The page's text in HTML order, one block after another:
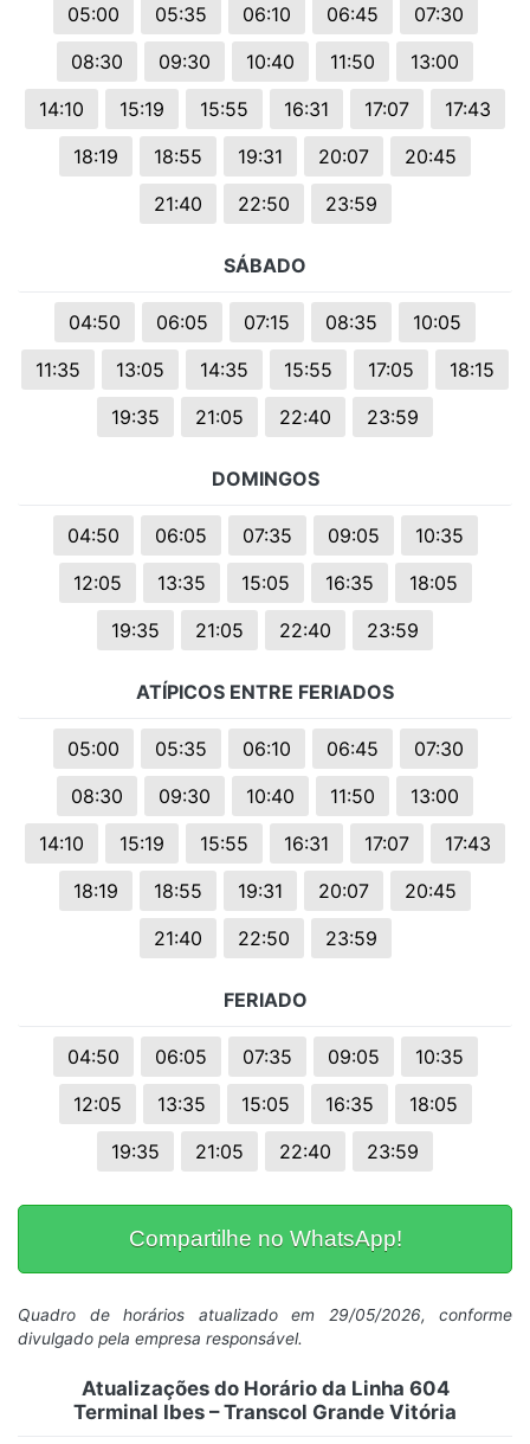
05:00 05:35 06:10 06:45
07:30
08:30
09:30 10:40 11:50
13:00
14:10
15:19 15:55 16:31 17:07
17:43
18:19
18:55 19:31 20:07
20:45
21:40
22:50 23:59
SÁBADO
04:50 06:05 07:15 08:35
10:05
11:35
13:05 14:35 15:55 17:05
18:15
19:35
21:05 22:40 23:59
DOMINGOS
04:50 06:05 07:35 09:05
10:35
12:05
13:35 15:05 16:35
18:05
19:35
21:05 22:40 23:59
ATÍPICOS ENTRE FERIADOS
05:00 05:35 06:10 06:45
07:30
08:30
09:30 10:40 11:50
13:00
14:10
15:19 15:55 16:31 17:07
17:43
18:19
18:55 19:31 20:07
20:45
21:40
22:50 23:59
FERIADO
04:50 06:05 07:35 09:05
10:35
12:05
13:35 15:05 16:35
18:05
19:35
21:05 22:40 23:59
Compartilhe no WhatsApp!
Quadro de horários atualizado em 29/05/2026, conforme
divulgado pela empresa responsável.
Atualizações do Horário da Linha 604
Terminal Ibes – Transcol Grande Vitória